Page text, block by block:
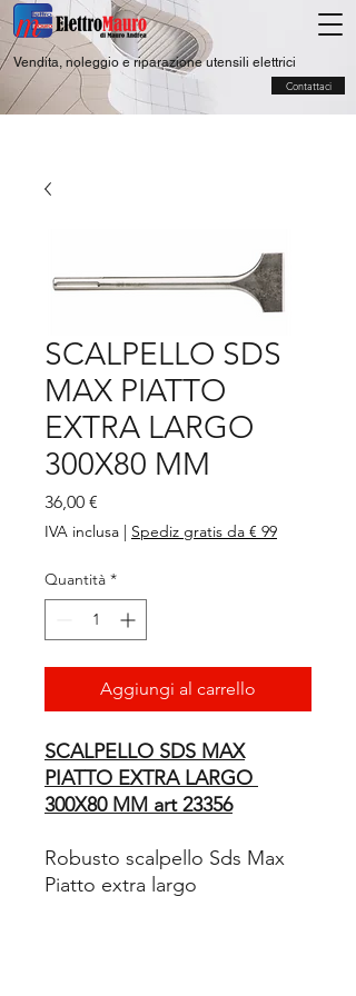
Vendita, noleggio e riparazione utensili elettrici
Contattaci
SCALPELLO SDS
MAX PIATTO
EXTRA LARGO
300X80 MM
36,00 €
IVA inclusa | Spediz gratis da € 99
Quantità *
Aggiungi al carrello
SCALPELLO SDS MAX
PIATTO EXTRA LARGO
300X80 MM art 23356
Robusto scalpello Sds Max
Piatto extra largo